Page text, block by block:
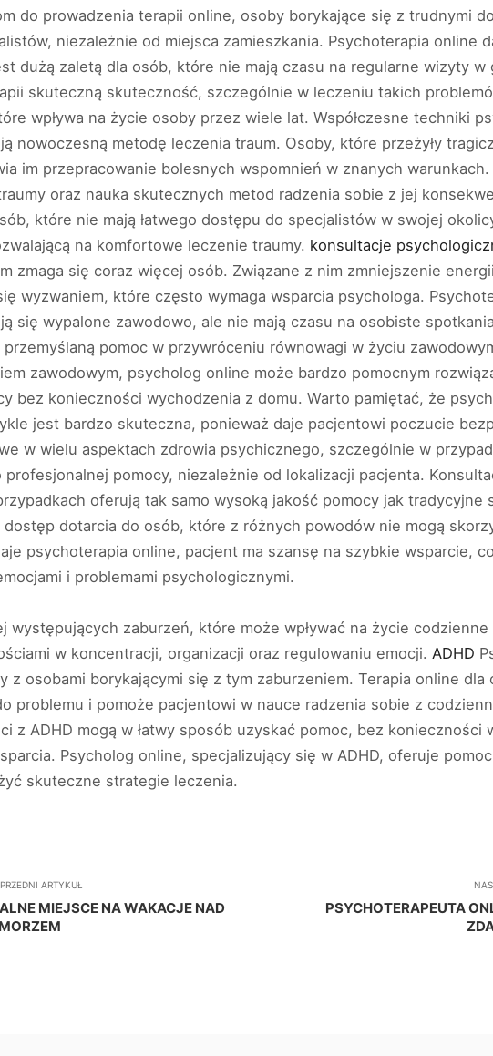
do prowadzenia terapii online, osoby borykające się z trudnymi
niezależnie od miejsca zamieszkania. Psychoterapia online
dużą zaletą dla osób, które nie mają czasu na regularne wizyty
skuteczną skuteczność, szczególnie w leczeniu takich
wpływa na życie osoby przez wiele lat. Współczesne techniki
nowoczesną metodę leczenia traum. Osoby, które przeżyły
im przepracowanie bolesnych wspomnień w znanych
oraz nauka skutecznych metod radzenia sobie z jej
które nie mają łatwego dostępu do specjalistów w swojej
na komfortowe leczenie traumy. konsultacje
zmaga się coraz więcej osób. Związane z nim zmniejszenie
wyzwaniem, które często wymaga wsparcia psychologa.
się wypalone zawodowo, ale nie mają czasu na osobiste
pomoc w przywróceniu równowagi w życiu
zawodowym, psycholog online może bardzo pomocnym
bez konieczności wychodzenia z domu. Warto pamiętać, że
jest bardzo skuteczna, ponieważ daje pacjentowi poczucie
w wielu aspektach zdrowia psychicznego, szczególnie w
pomocy, niezależnie od lokalizacji pacjenta.
oferują tak samo wysoką jakość pomocy jak tradycyjne
dostęp dotarcia do osób, które z różnych powodów nie mogą
psychoterapia online, pacjent ma szansę na szybkie wsparcie,
i problemami psychologicznymi.
występujących zaburzeń, które może wpływać na życie
w koncentracji, organizacji oraz regulowaniu emocji. ADHD
z osobami borykającymi się z tym zaburzeniem. Terapia online dla
problemu i pomoże pacjentowi w nauce radzenia sobie z
z ADHD mogą w łatwy sposób uzyskać pomoc, bez konieczności
Psycholog online, specjalizujący się w ADHD, oferuje
skuteczne strategie leczenia.
ARTYKUŁ
MIEJSCE NA WAKACJE NAD
MORZEM
PSYCHOTERAPEUTA